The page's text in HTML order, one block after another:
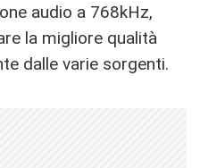
audio a 768kHz,
la migliore qualità
dalle varie sorgenti.